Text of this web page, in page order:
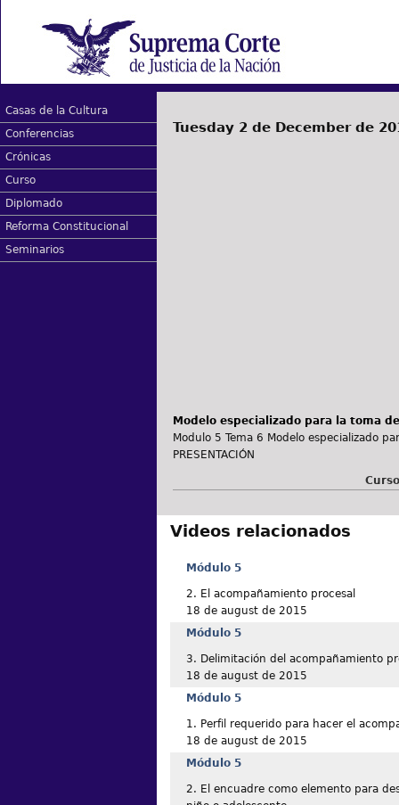
Casas de la Cultura
Conferencias
Crónicas
Curso
Diplomado
Reforma Constitucional
Seminarios
Tuesday 2 de December de
Modelo especializado para la toma
Modulo 5 Tema 6 Modelo especializado
PRESENTACIÓN
Videos relacionados
Módulo 5
2. El acompañamiento procesal
18 de august de 2015
Módulo 5
3. Delimitación del acompañamiento
18 de august de 2015
Módulo 5
1. Perfil requerido para hacer el
18 de august de 2015
Módulo 5
2. El encuadre como elemento para